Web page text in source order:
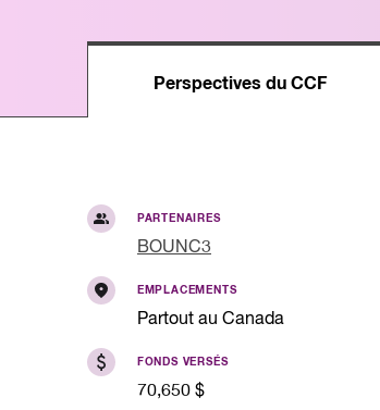
Perspectives du CCF
PARTENAIRES
BOUNC3
EMPLACEMENTS
Partout au Canada
FONDS VERSÉS
70,650 $